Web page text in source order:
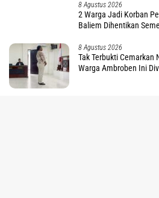
8 Agustus 2026
2 Warga Jadi Korban
Baliem Dihentikan
8 Agustus 2026
Tak Terbukti Cemarkan
Warga Ambroben Ini